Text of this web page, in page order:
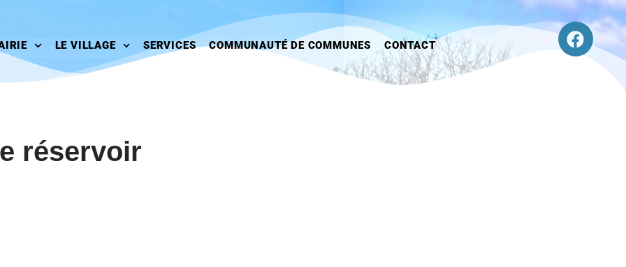
LE VILLAGE SERVICES COMMUNAUTÉ DE COMMUNES CONTACT
réservoir